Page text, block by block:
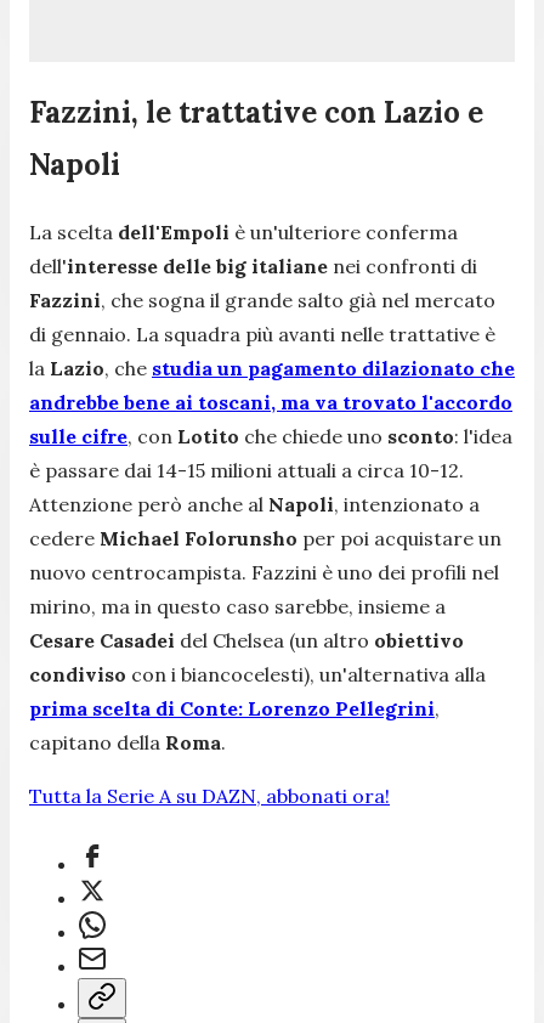
Fazzini, le trattative con Lazio e
Napoli
La scelta dell'Empoli è un'ulteriore conferma
dell'interesse delle big italiane nei confronti di
Fazzini, che sogna il grande salto già nel mercato
di gennaio. La squadra più avanti nelle trattative è
la Lazio, che studia un pagamento dilazionato che
andrebbe bene ai toscani, ma va trovato l'accordo
sulle cifre, con Lotito che chiede uno sconto: l'idea
è passare dai 14-15 milioni attuali a circa 10-12.
Attenzione però anche al Napoli, intenzionato a
cedere Michael Folorunsho per poi acquistare un
nuovo centrocampista. Fazzini è uno dei profili nel
mirino, ma in questo caso sarebbe, insieme a
Cesare Casadei del Chelsea (un altro obiettivo
condiviso con i biancocelesti), un'alternativa alla
prima scelta di Conte: Lorenzo Pellegrini,
capitano della Roma.
Tutta la Serie A su DAZN, abbonati ora!